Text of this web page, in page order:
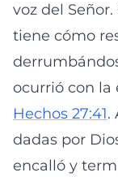
voz del
tiene cómo
ocurrió con la
Hechos 27:41.
dadas por
encalló y